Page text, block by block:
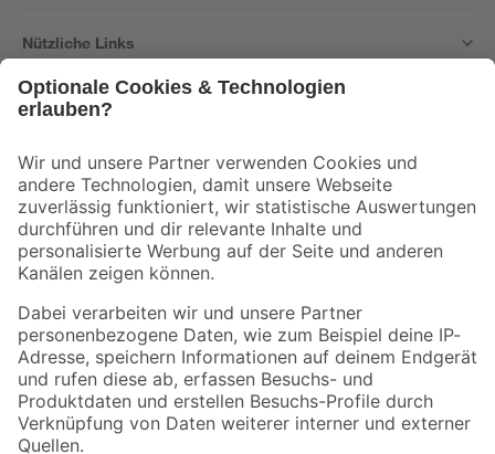
Nützliche Links
Der toom Newsletter: Keine Angebote und Aktionen mehr verpassen!
Zur Newsletter Anmeldung
Folge uns
Zahlungsarten Versandarten